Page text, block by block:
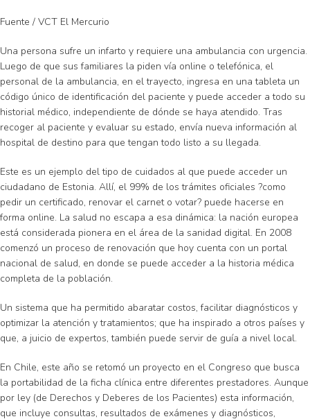
Fuente / VCT El Mercurio
Una persona sufre un infarto y requiere una ambulancia con urgencia.
Luego de que sus familiares la piden vía online o telefónica, el
personal de la ambulancia, en el trayecto, ingresa en una tableta un
código único de identificación del paciente y puede acceder a todo su
historial médico, independiente de dónde se haya atendido. Tras
recoger al paciente y evaluar su estado, envía nueva información al
hospital de destino para que tengan todo listo a su llegada.
Este es un ejemplo del tipo de cuidados al que puede acceder un
ciudadano de Estonia. Allí, el 99% de los trámites oficiales ?como
pedir un certificado, renovar el carnet o votar? puede hacerse en
forma online. La salud no escapa a esa dinámica: la nación europea
está considerada pionera en el área de la sanidad digital. En 2008
comenzó un proceso de renovación que hoy cuenta con un portal
nacional de salud, en donde se puede acceder a la historia médica
completa de la población.
Un sistema que ha permitido abaratar costos, facilitar diagnósticos y
optimizar la atención y tratamientos; que ha inspirado a otros países y
que, a juicio de expertos, también puede servir de guía a nivel local.
En Chile, este año se retomó un proyecto en el Congreso que busca
la portabilidad de la ficha clínica entre diferentes prestadores. Aunque
por ley (de Derechos y Deberes de los Pacientes) esta información,
que incluye consultas, resultados de exámenes y diagnósticos,